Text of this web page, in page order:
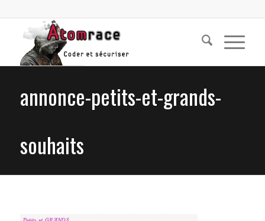
annonce-petits-et-grands-
souhaits